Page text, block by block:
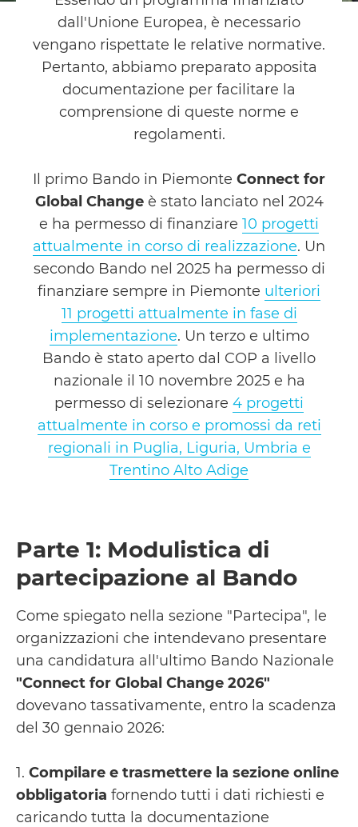
dall'Unione Europea, è necessario
vengano rispettate le relative normative.
Pertanto, abbiamo preparato apposita
documentazione per facilitare la
comprensione di queste norme e
regolamenti.
Il primo Bando in Piemonte Connect for
Global Changeè stato lanciato nel 2024
e ha permesso di finanziare 10 progetti
attualmente in corso di realizzazione. Un
secondo Bando nel 2025 ha permesso di
finanziare sempre in Piemonte ulteriori
11 progetti attualmente in fase di
implementazione. Un terzo e ultimo
Bando è stato aperto dal COP a livello
nazionale il 10 novembre 2025 e ha
permesso di selezionare 4 progetti
attualmente in corso e promossi da reti
regionali in Puglia, Liguria, Umbria e
Trentino Alto Adige
Parte 1: Modulistica di
partecipazione al Bando
Come spiegato nella sezione "Partecipa", le
organizzazioni che intendevano presentare
una candidatura all'ultimo Bando Nazionale
"Connect for Global Change 2026"
dovevano tassativamente, entro la scadenza
del 30 gennaio 2026:
1. Compilare e trasmettere la sezione online
obbligatoria fornendo tutti i dati richiesti e
caricando tutta la documentazione